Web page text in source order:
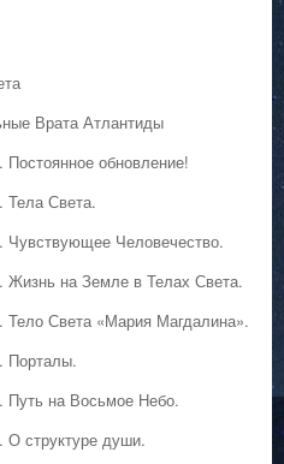
Врата Атлантиды
обновление!
Тела Света.
Чувствующее Человечество.
Жизнь на Земле в Телах Света.
Тело Света «Мария Магдалина».
Порталы.
Путь на Восьмое Небо.
О структуре души.